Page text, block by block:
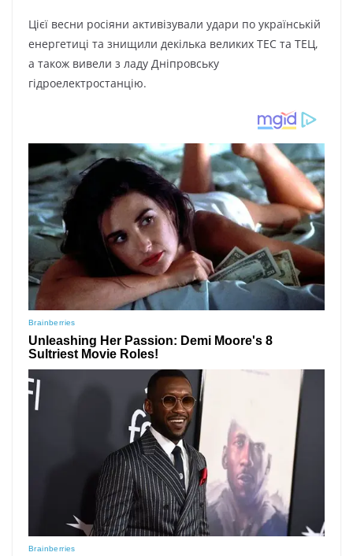
Цієї весни росіяни активізували удари по українській
енергетиці та знищили декілька великих ТЕС та ТЕЦ,
а також вивели з ладу Дніпровську
гідроелектростанцію.